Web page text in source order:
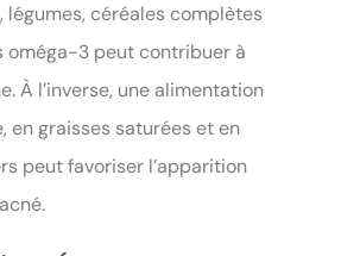
légumes, céréales complètes
oméga-3 peut contribuer à
À l’inverse, une alimentation
en graisses saturées et en
peut favoriser l’apparition